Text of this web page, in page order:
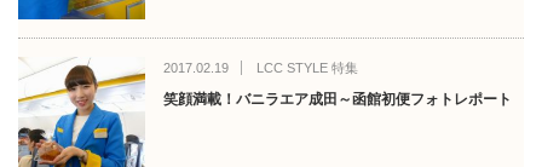
2017.02.19 LCC STYLE 特集
笑顔満載！バニラエア成田～函館初便フォトレポート